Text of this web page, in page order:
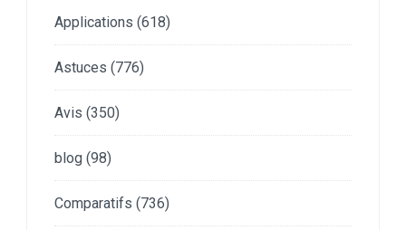
Applications (618)
Astuces (776)
Avis (350)
blog (98)
Comparatifs (736)